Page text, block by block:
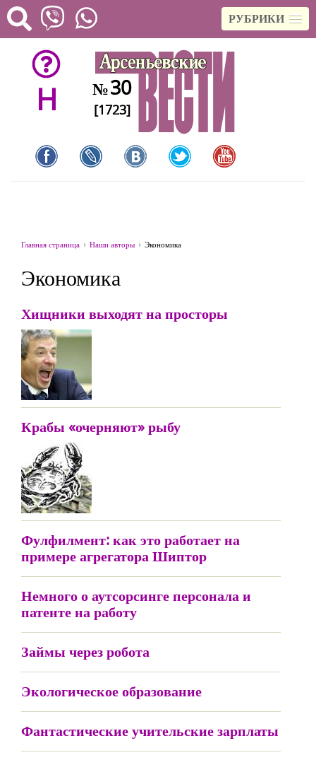
РУБРИКИ
H №30
[1723]
Главная страница Наши авторы Экономика
Экономика
Хищники выходят на просторы
Крабы «очерняют» рыбу
Фулфилмент: как это работает на
примере агрегатора Шиптор
Немного о аутсорсинге персонала и
патенте на работу
Займы через робота
Экологическое образование
Фантастические учительские зарплаты